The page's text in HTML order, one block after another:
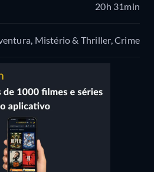
20h 31min
Mistério & Thriller, Crime